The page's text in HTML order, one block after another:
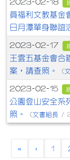
2023-02-18
員福利文教基金
日月潭單身聯誼
2023-02-17
王雲五基金會合
案，請查照。
(
2023-02-15
公園登山安全系
照。
(文書組長 /
« ‹ 1